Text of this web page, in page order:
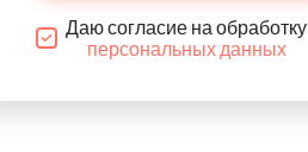
Даю согласие на обработку
персональных данных